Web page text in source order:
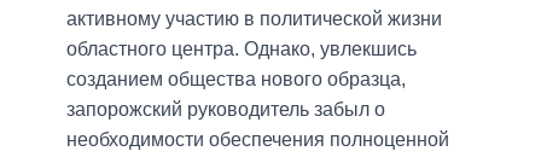
активному участию в политической жизни
областного центра. Однако, увлекшись
созданием общества нового образца,
запорожский руководитель забыл о
необходимости обеспечения полноценной